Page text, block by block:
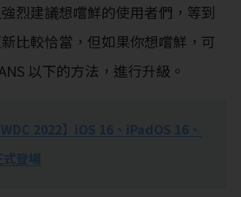
烈建議想嚐鮮的使用者們，等到
比較恰當，但如果你想嚐鮮，可
以下的方法，進行升級。
2022】iOS 16、iPadOS 16、
登場